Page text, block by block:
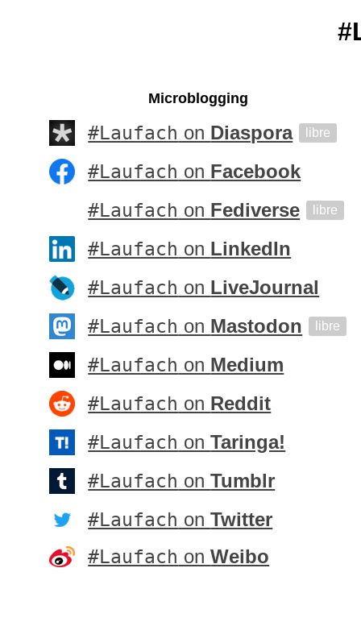
Microblogging
#Laufach on Diaspora libre
#Laufach on Facebook
#Laufach on Fediverse libre
#Laufach on LinkedIn
#Laufach on LiveJournal
#Laufach on Mastodon libre
#Laufach on Medium
#Laufach on Reddit
#Laufach onTaringa!
#Laufach onTumblr
#Laufach onTwitter
#Laufach onWeibo